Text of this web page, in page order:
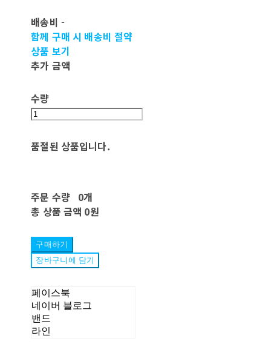
배송비 -
함께 구매 시 배송비 절약
상품 보기
추가 금액
수량
품절된 상품입니다.
주문 수량 0개
총 상품 금액 0원
구매하기
장바구니에 담기
페이스북
네이버 블로그
밴드
라인